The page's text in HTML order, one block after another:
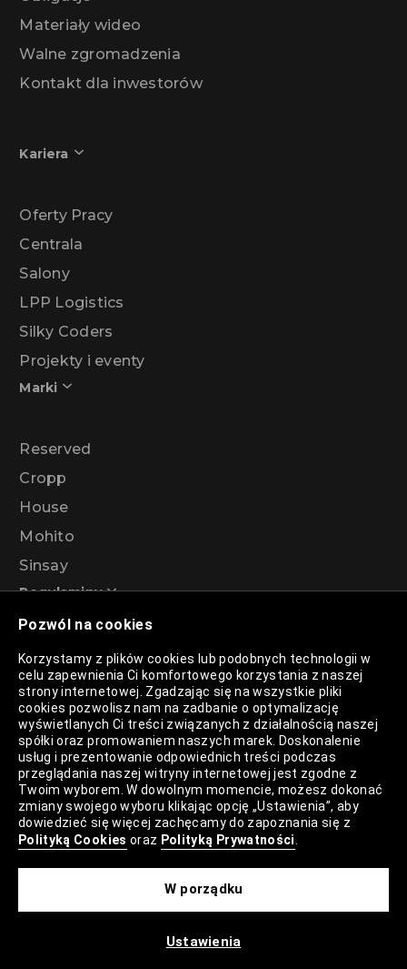
Pozwól na cookies
Korzystamy z plików cookies lub podobnych technologii w
celu zapewnienia Ci komfortowego korzystania z naszej
strony internetowej. Zgadzając się na wszystkie pliki
cookies pozwolisz nam na zadbanie o optymalizację
wyświetlanych Ci treści związanych z działalnością naszej
spółki oraz promowaniem naszych marek. Doskonalenie
usług i prezentowanie odpowiednich treści podczas
przeglądania naszej witryny internetowej jest zgodne z
Twoim wyborem. W dowolnym momencie, możesz dokonać
zmiany swojego wyboru klikając opcję „Ustawienia”, aby
dowiedzieć się więcej zachęcamy do zapoznania się z
Polityką Cookies oraz Polityką Prywatności
Ustawienia
W porządku
Materiały wideo
Walne zgromadzenia
Kontakt dla inwestorów
Kariera
Oferty Pracy
Centrala
Salony
LPP Logistics
Silky Coders
Projekty i eventy
Marki
Reserved
Cropp
House
Mohito
Sinsay
Regulaminy
Regulamin akcji promocyjnej – Program
rabatowy 99%
Polityka Prywatności
Polityka Plików Cookies
Lista Plików Cookies
Lista Zaufanych Partnerów
Ustawienia Cookies